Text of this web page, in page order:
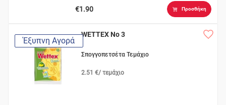
€1.90 Προσθήκη
Έξυπνη Αγορά
WETTEX No 3
Σπογγοπετσέτα Τεμάχιο
2.51 €/ τεμάχιο